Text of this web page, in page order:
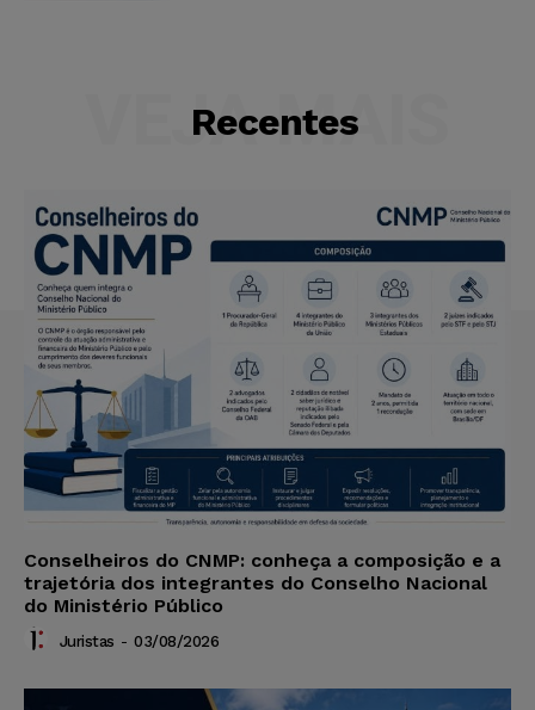
Recentes
VEJA MAIS
Conselheiros do CNMP: conheça a composição e a
trajetória dos integrantes do Conselho Nacional
do Ministério Público
Juristas - 03/08/2026